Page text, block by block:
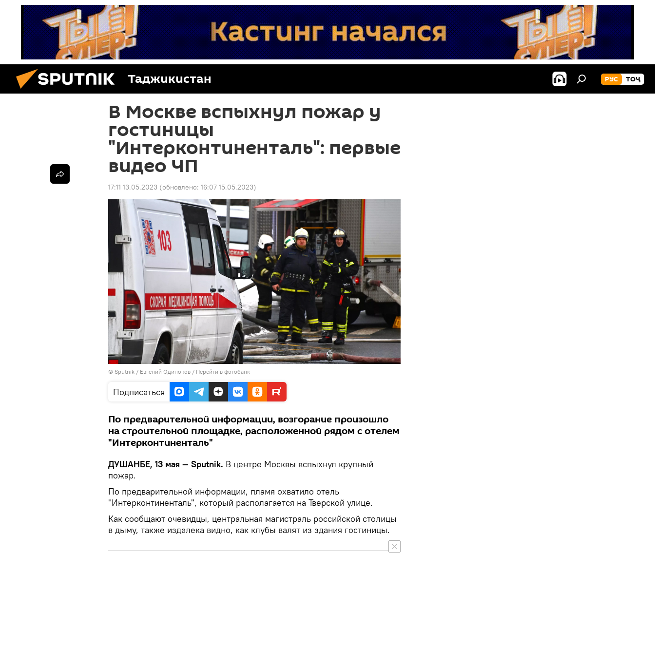
Таджикистан РУС ТОҶ
В Москве вспыхнул пожар у
гостиницы
"Интерконтиненталь": первые
видео ЧП
17:11 13.05.2023 (обновлено: 16:07 15.05.2023)
© Sputnik / Евгений Одиноков / Перейти в фотобанк
Подписаться
По предварительной информации, возгорание произошло
на строительной площадке, расположенной рядом с отелем
"Интерконтиненталь"
ДУШАНБЕ, 13 мая — Sputnik. В центре Москвы вспыхнул крупный
пожар.
По предварительной информации, пламя охватило отель
"Интерконтиненталь", который располагается на Тверской улице.
Как сообщают очевидцы, центральная магистраль российской столицы
в дыму, также издалека видно, как клубы валят из здания гостиницы.